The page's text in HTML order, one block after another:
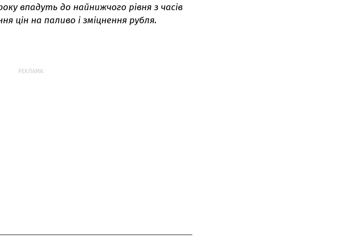
впадуть до найнижчого рівня з часів
цін на паливо і зміцнення рубля.
РЕКЛАМА: